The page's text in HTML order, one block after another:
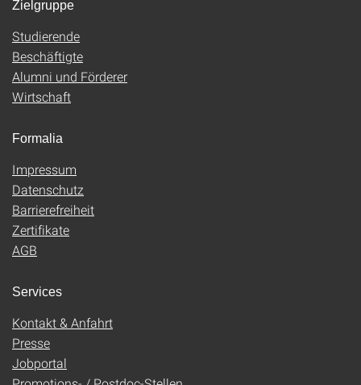
Zielgruppe
Studierende
Beschäftigte
Alumni und Förderer
Wirtschaft
Formalia
Impressum
Datenschutz
Barrierefreiheit
Zertifikate
AGB
Services
Kontakt & Anfahrt
Presse
Jobportal